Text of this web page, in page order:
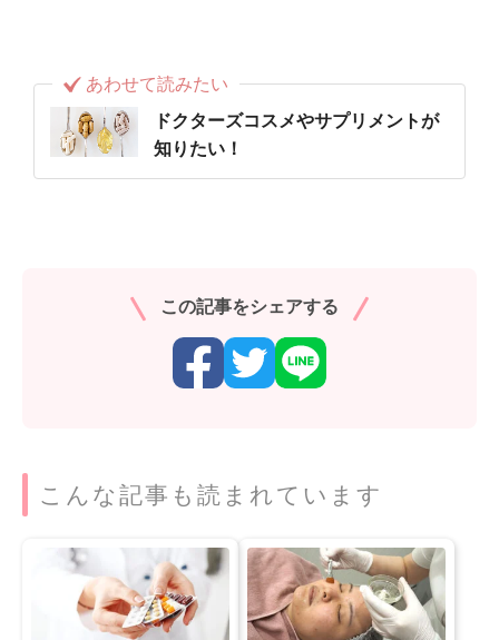
あわせて読みたい
ドクターズコスメやサプリメントが
知りたい！
この記事をシェアする
こんな記事も読まれています